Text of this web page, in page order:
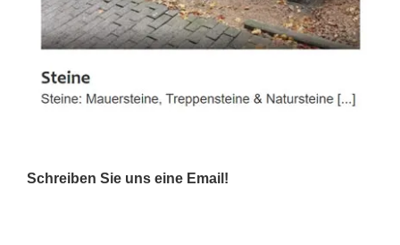
Schreiben Sie uns eine Email!